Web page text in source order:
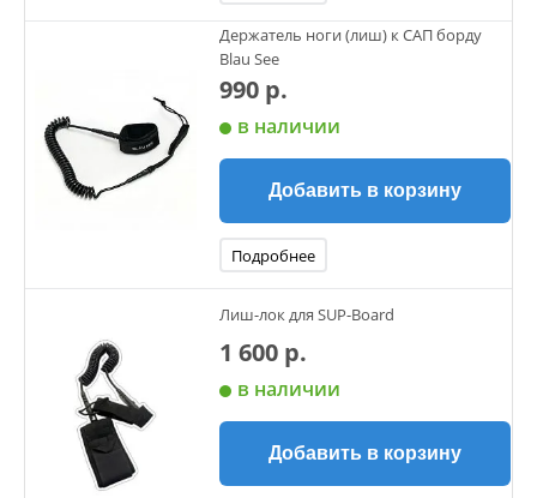
Держатель ноги (лиш) к САП борду
Blau See
990 р.
в наличии
Добавить в корзину
Подробнее
Лиш-лок для SUP-Board
1 600 р.
в наличии
Добавить в корзину